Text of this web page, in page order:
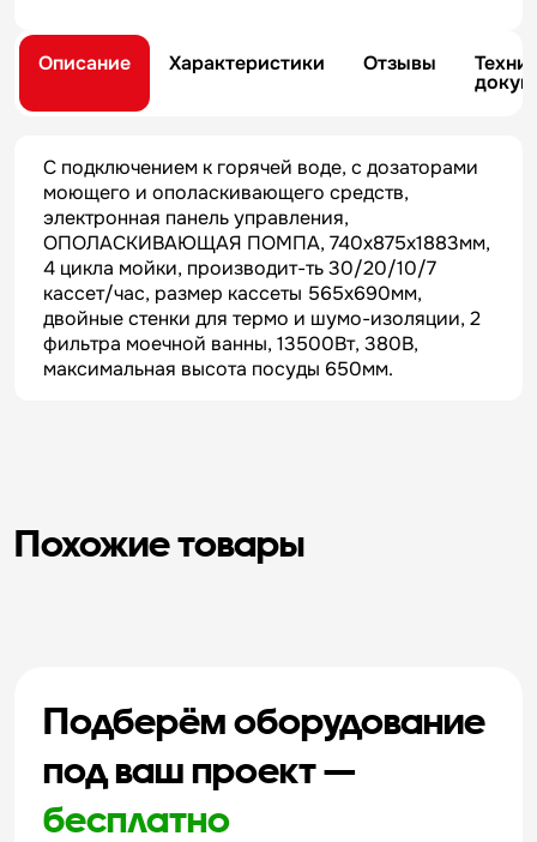
Описание Характеристики Отзывы
С подключением к горячей воде, с дозаторами
моющего и ополаскивающего средств,
электронная панель управления,
ОПОЛАСКИВАЮЩАЯ ПОМПА, 740х875х1883мм,
4 цикла мойки, производит-ть 30/20/10/7
кассет/час, размер кассеты 565х690мм,
двойные стенки для термо и шумо-изоляции, 2
фильтра моечной ванны, 13500Вт, 380В,
максимальная высота посуды 650мм.
Похожие товары
Подберём оборудование
под ваш проект —
бесплатно